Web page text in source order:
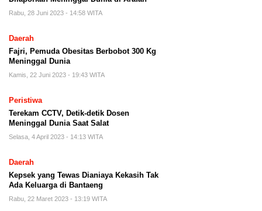
Rabu, 28 Juni 2023 - 14:58 WITA
Daerah
Fajri, Pemuda Obesitas Berbobot 300 Kg
Meninggal Dunia
Kamis, 22 Juni 2023 - 19:43 WITA
Peristiwa
Terekam CCTV, Detik-detik Dosen
Meninggal Dunia Saat Salat
Selasa, 4 April 2023 - 14:13 WITA
Daerah
Kepsek yang Tewas Dianiaya Kekasih Tak
Ada Keluarga di Bantaeng
Rabu, 22 Maret 2023 - 13:19 WITA